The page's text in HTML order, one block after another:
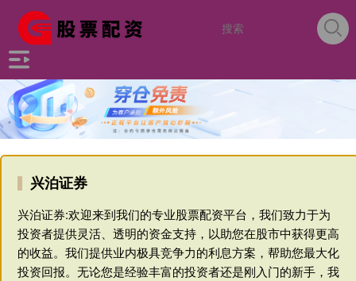
兴泊证券
兴泊证券:欢迎来到我们的专业股票配资平台，我们致力于为
投资者提供灵活、透明的资金支持，以助您在股市中获得更高
的收益。我们提供业内极具竞争力的利息方案，帮助您最大化
投资回报。无论您是经验丰富的投资者还是刚入门的新手，我